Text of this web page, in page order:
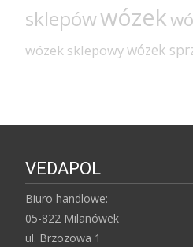
sklepówwózek
wózek sklepowywózek
VEDAPOL
Biuro handlowe:
05-822 Milanówek
ul. Brzozowa 1